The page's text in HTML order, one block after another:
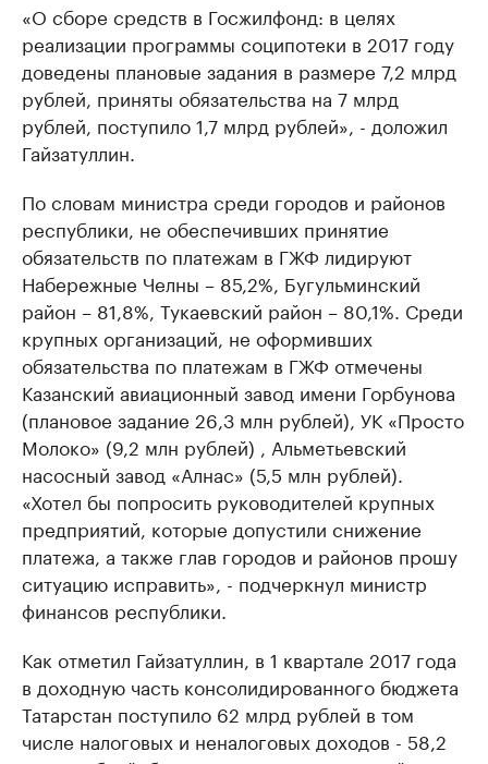
«О сборе средств в Госжилфонд: в целях
реализации программы соципотеки в 2017 году
доведены плановые задания в размере 7,2 млрд
рублей, приняты обязательства на 7 млрд
рублей, поступило 1,7 млрд рублей», - доложил
Гайзатуллин.
По словам министра среди городов и районов
республики, не обеспечивших принятие
обязательств по платежам в ГЖФ лидируют
Набережные Челны – 85,2%, Бугульминский
район – 81,8%, Тукаевский район – 80,1%. Среди
крупных организаций, не оформивших
обязательства по платежам в ГЖФ отмечены
Казанский авиационный завод имени Горбунова
(плановое задание 26,3 млн рублей), УК «Просто
Молоко» (9,2 млн рублей) , Альметьевский
насосный завод «Алнас» (5,5 млн рублей).
«Хотел бы попросить руководителей крупных
предприятий, которые допустили снижение
платежа, а также глав городов и районов прошу
ситуацию исправить», - подчеркнул министр
финансов республики.
Как отметил Гайзатуллин, в 1 квартале 2017 года
в доходную часть консолидированного бюджета
Татарстан поступило 62 млрд рублей в том
числе налоговых и неналоговых доходов - 58,2